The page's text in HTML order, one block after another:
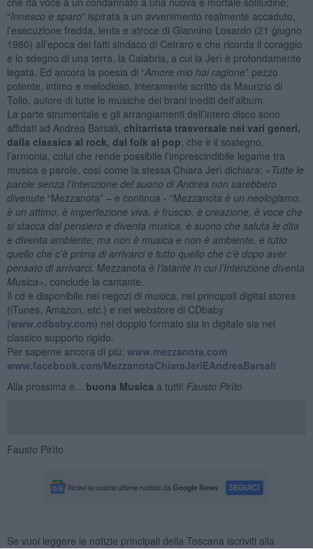
“Innesco e sparo” ispirata a un avvenimento realmente accaduto,
l’esecuzione fredda, lenta e atroce di Giannino Losardo (21 giugno
1980) all’epoca dei fatti sindaco di Cetraro e che ricorda il coraggio
e lo sdegno di una terra, la Calabria, a cui la Jerì è profondamente
legata. Ed ancora la poesia di “Amore mio hai ragione” pezzo
potente, intimo e melodioso, interamente scritto da Maurizio di
Tollo, autore di tutte le musiche dei brani inediti dell’album.
La parte strumentale e gli arrangiamenti dell’intero disco sono
affidati ad Andrea Barsali, chitarrista trasversale nei vari generi,
dalla classica al rock, dal folk al pop , che è il sostegno,
l’armonia, colui che rende possibile l’imprescindibile legame tra
musica e parole, così come la stessa Chiara Jerì dichiara: « Tutte le
parole senza l’Intenzione del suono di Andrea non sarebbero
divenute “Mezzanota” – e continua - “Mezzanota è un neologismo,
è un attimo, è imperfezione viva, è fruscio, è creazione, è voce che
si stacca dal pensiero e diventa musica, è suono che saluta le dita
e diventa ambiente; ma non è musica e non è ambiente, è tutto
quello che c’è prima di arrivarci e tutto quello che c’è dopo aver
pensato di arrivarci. Mezzanota è l’istante in cui l’Intenzione diventa
Musica», conclude la cantante.
Il cd è disponibile nei negozi di musica, nei principali digital stores
(iTunes, Amazon, etc.) e nel webstore di CDbaby
(www.cdbaby.com) nel doppio formato sia in digitale sia nel
classico supporto rigido.
Per saperne ancora di più: www.mezzanota.com
www.facebook.com/MezzanotaChiaraJeriEAndreaBarsali
Alla prossima e... buona Musica a tutti! Fausto Pirìto
Fausto Pirìto
Se vuoi leggere le notizie principali della Toscana iscriviti alla